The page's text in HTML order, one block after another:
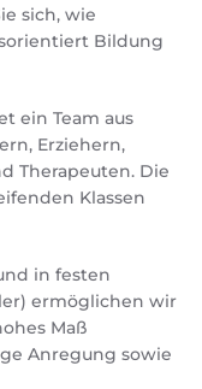
sich, wie
Bildung
ein Team aus
Erziehern,
Therapeuten. Die
Klassen
in festen
ermöglichen wir
Maß
Anregung sowie